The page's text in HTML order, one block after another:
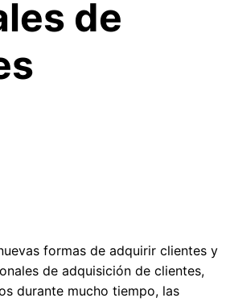
de
formas de adquirir clientes y
de adquisición de clientes,
durante mucho tiempo, las